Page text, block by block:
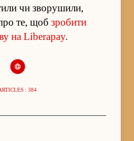
чи зворушили,
те, щоб зробити
на Liberapay.
: 384